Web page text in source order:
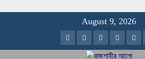
August 9, 2026
Facebook
TwitterInstagram
Youtube
VK